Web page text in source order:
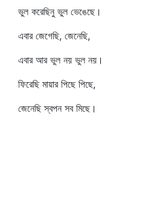
ভুল করেছিনু ভুল ভেঙেছে।
এবার জেগেছি, জেনেছি,
এবার আর ভুল নয় ভুল নয়।
ফিরেছি মায়ার পিছে পিছে,
জেনেছি স্বপন সব মিছে।